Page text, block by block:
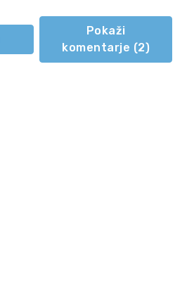
Pokaži
komentarje (2)